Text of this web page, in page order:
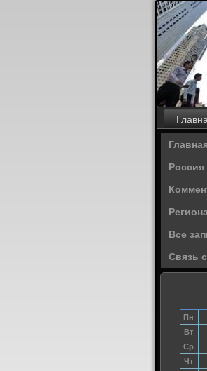
Главная
Россия
Все
Связь
Пн
Вт
Ср
Чт